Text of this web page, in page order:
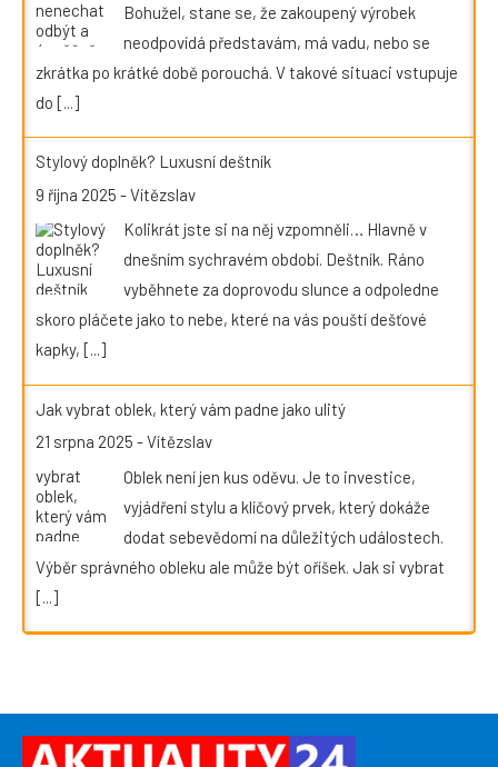
Bohužel, stane se, že zakoupený výrobek
neodpovídá představám, má vadu, nebo se
zkrátka po krátké době porouchá. V takové situaci vstupuje
do [...]
Stylový doplněk? Luxusní deštník
9 října 2025 -Vítězslav
Kolikrát jste si na něj vzpomněli… Hlavně v
dnešním sychravém období. Deštník. Ráno
vyběhnete za doprovodu slunce a odpoledne
skoro pláčete jako to nebe, které na vás pouští dešťové
kapky, [...]
Jak vybrat oblek, který vám padne jako ulitý
21 srpna 2025 -Vítězslav
Oblek není jen kus oděvu. Je to investice,
vyjádření stylu a klíčový prvek, který dokáže
dodat sebevědomí na důležitých událostech.
Výběr správného obleku ale může být oříšek. Jak si vybrat
[...]